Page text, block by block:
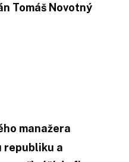
Tomáš Novotný
manažera
republiku a